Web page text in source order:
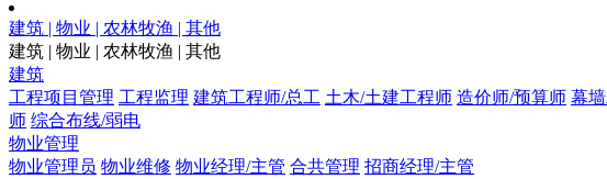
建筑 | 物业 | 农林牧渔 | 其他
建筑 | 物业 | 农林牧渔 | 其他
建筑
工程项目管理 工程监理 建筑工程师/总工 土木/土建工程师 造价师/预算师 幕
师 综合布线/弱电
物业管理
物业管理员 物业维修 物业经理/主管 合共管理 招商经理/主管